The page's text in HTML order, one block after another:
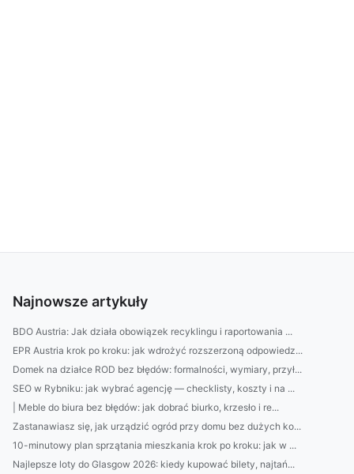
Najnowsze artykuły
BDO Austria: Jak działa obowiązek recyklingu i raportowania ...
EPR Austria krok po kroku: jak wdrożyć rozszerzoną odpowiedz...
Domek na działce ROD bez błędów: formalności, wymiary, przył...
SEO w Rybniku: jak wybrać agencję — checklisty, koszty i na ...
| Meble do biura bez błędów: jak dobrać biurko, krzesło i re...
Zastanawiasz się, jak urządzić ogród przy domu bez dużych ko...
10-minutowy plan sprzątania mieszkania krok po kroku: jak w ...
Najlepsze loty do Glasgow 2026: kiedy kupować bilety, najtań...